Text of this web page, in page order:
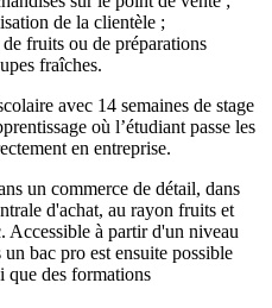
de la clientèle ;
fruits ou de préparations
fraîches.
avec 14 semaines de stage
où l’étudiant passe les
en entreprise.
un commerce de détail, dans
d'achat, au rayon fruits et
Accessible à partir d'un niveau
bac pro est ensuite possible
que des formations